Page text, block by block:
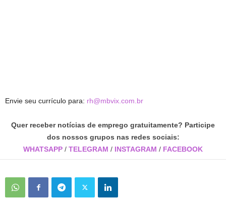
Envie seu currículo para: rh@mbvix.com.br
Quer receber notícias de emprego gratuitamente? Participe
dos nossos grupos nas redes sociais:
WHATSAPP / TELEGRAM / INSTAGRAM / FACEBOOK